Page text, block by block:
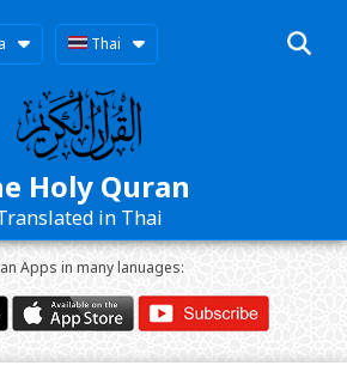
Thai
Holy Quran
in Thai
Apps in many lanuages: